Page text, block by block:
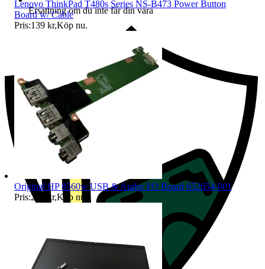
Ersättning om du inte får din vara
Lenovo ThinkPad T480s Series NS-B473 Power Button
Board w/ Cable
Pris:139 kr,Köp nu.
Original HP 8560w USB & Audio I/O Board 652654-001
Pris:249 kr,Köp nu